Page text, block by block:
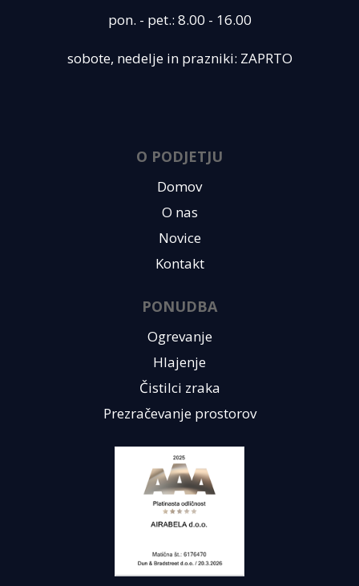
pon. - pet.: 8.00 - 16.00
sobote, nedelje in prazniki: ZAPRTO
O PODJETJU
Domov
O nas
Novice
Kontakt
PONUDBA
Ogrevanje
Hlajenje
Čistilci zraka
Prezračevanje prostorov